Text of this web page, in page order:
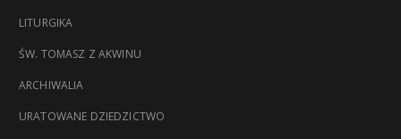
LITURGIKA
ŚW. TOMASZ Z AKWINU
ARCHIWALIA
URATOWANE DZIEDZICTWO